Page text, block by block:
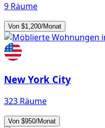
9 Räume
Von $1,200/Monat
New York City
323 Räume
Von $950/Monat